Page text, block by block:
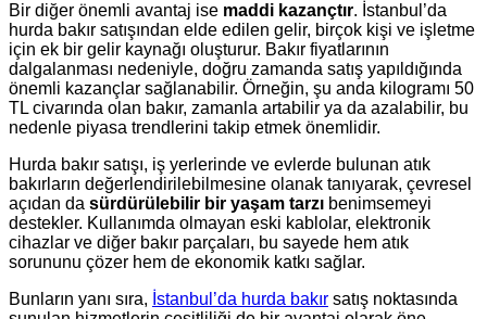
Bir diğer önemli avantaj ise maddi kazançtır. İstanbul’da
hurda bakır satışından elde edilen gelir, birçok kişi ve işletme
için ek bir gelir kaynağı oluşturur. Bakır fiyatlarının
dalgalanması nedeniyle, doğru zamanda satış yapıldığında
önemli kazançlar sağlanabilir. Örneğin, şu anda kilogramı 50
TL civarında olan bakır, zamanla artabilir ya da azalabilir, bu
nedenle piyasa trendlerini takip etmek önemlidir.
Hurda bakır satışı, iş yerlerinde ve evlerde bulunan atık
bakırların değerlendirilebilmesine olanak tanıyarak, çevresel
açıdan da sürdürülebilir bir yaşam tarzı benimsemeyi
destekler. Kullanımda olmayan eski kablolar, elektronik
cihazlar ve diğer bakır parçaları, bu sayede hem atık
sorununu çözer hem de ekonomik katkı sağlar.
Bunların yanı sıra, İstanbul’da hurda bakır satış noktasında